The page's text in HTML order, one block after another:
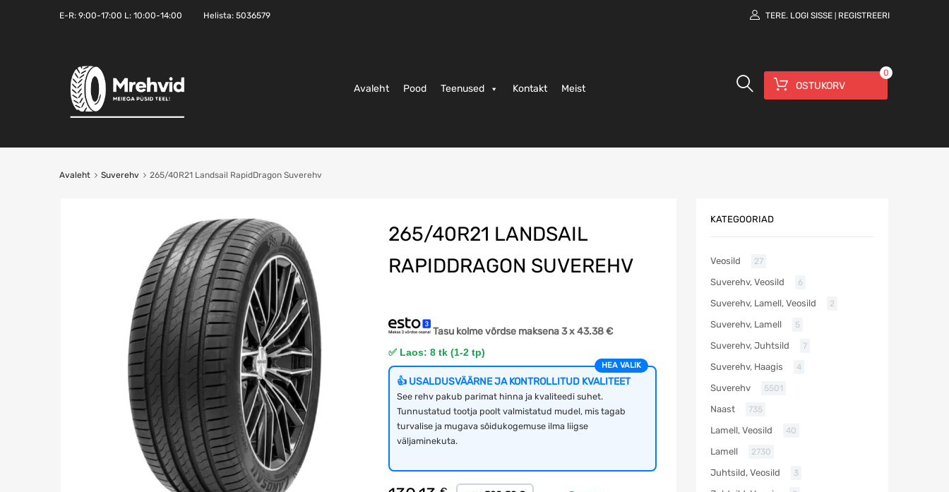
E-R: 9:00-17:00 L: 10:00-14:00 Helista: 5036579 TERE. LOGI SISSE REGISTREERI
OSTUKORV
0
Avaleht Pood Teenused Kontakt Meist
Avaleht Suverehv 265/40R21 Landsail RapidDragon Suverehv
265/40R21 LANDSAIL
RAPIDDRAGON SUVEREHV
Tasu kolme võrdse maksena 3 x43.38€
✅ Laos: 8 tk (1-2 tp)
HEA VALIK
👍 USALDUSVÄÄRNE JA KONTROLLITUD KVALITEET
See rehv pakub parimat hinna ja kvaliteedi suhet.
Tunnustatud tootja poolt valmistatud mudel, mis tagab
turvalise ja mugava sõidukogemuse ilma liigse
väljaminekuta.
KATEGOORIAD
Veosild 27
Suverehv, Veosild 6
Suverehv, Lamell, Veosild 2
Suverehv, Lamell 5
Suverehv, Juhtsild 7
Suverehv, Haagis 4
Suverehv 5501
Naast 735
Lamell, Veosild 40
Lamell 2730
Juhtsild, Veosild 3